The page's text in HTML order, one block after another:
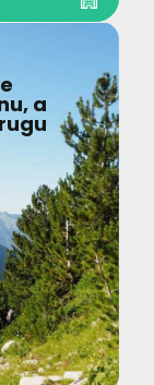
a